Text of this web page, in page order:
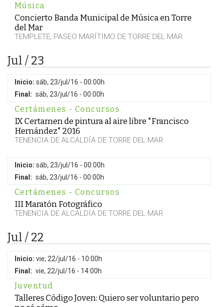
Música
Concierto Banda Municipal de Música en Torre
del Mar
TEMPLETE, PASEO MARÍTIMO DE TORRE DEL MAR
Jul / 23
Inicio: sáb, 23/jul/16 - 00:00h
Final: sáb, 23/jul/16 - 00:00h
Certámenes - Concursos
IX Certamen de pintura al aire libre "Francisco
Hernández" 2016
TENENCIA DE ALCALDÍA DE TORRE DEL MAR
Inicio: sáb, 23/jul/16 - 00:00h
Final: sáb, 23/jul/16 - 00:00h
Certámenes - Concursos
III Maratón Fotográfico
TENENCIA DE ALCALDÍA DE TORRE DEL MAR
Jul / 22
Inicio: vie, 22/jul/16 - 10:00h
Final: vie, 22/jul/16 - 14:00h
Juventud
Talleres Código Joven: Quiero ser voluntario pero